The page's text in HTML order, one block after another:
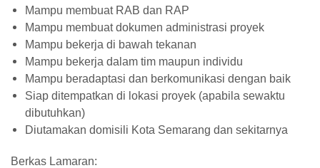
Mampu membuat RAB dan RAP
Mampu membuat dokumen administrasi proyek
Mampu bekerja di bawah tekanan
Mampu bekerja dalam tim maupun individu
Mampu beradaptasi dan berkomunikasi dengan baik
Siap ditempatkan di lokasi proyek (apabila sewaktu
dibutuhkan)
Diutamakan domisili Kota Semarang dan sekitarnya
Berkas Lamaran: